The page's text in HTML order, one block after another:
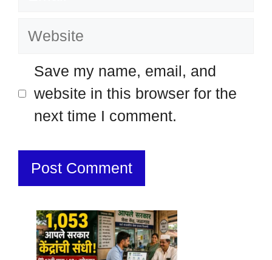
Website
Save my name, email, and
website in this browser for the
next time I comment.